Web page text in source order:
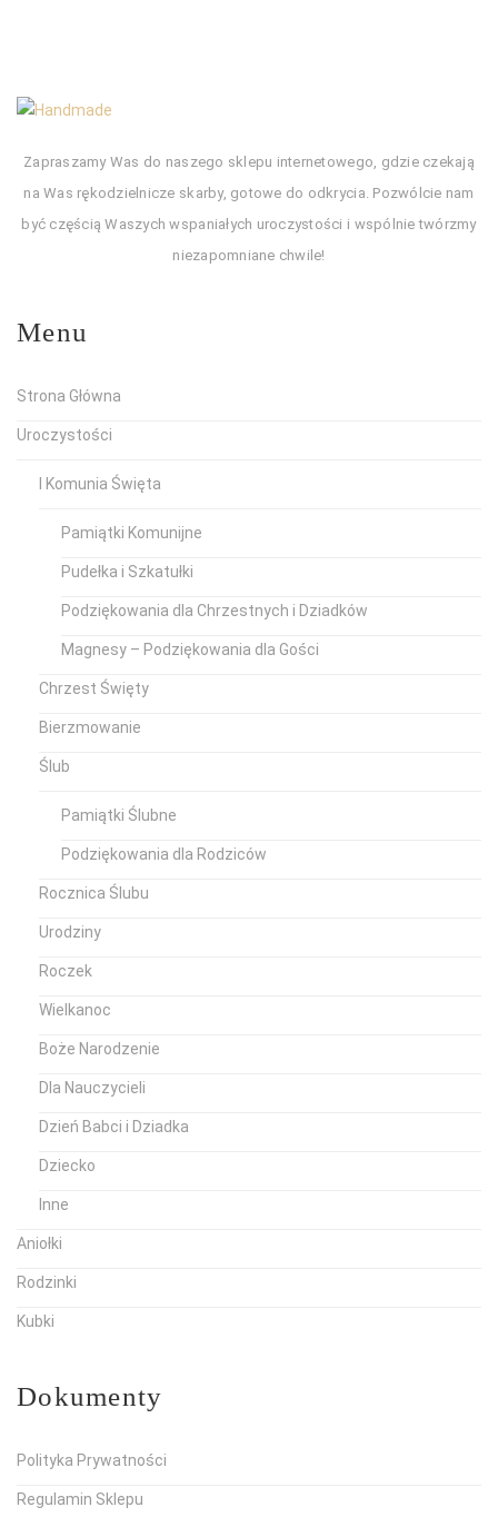
Zapraszamy Was do naszego sklepu internetowego, gdzie czekają
na Was rękodzielnicze skarby, gotowe do odkrycia. Pozwólcie nam
być częścią Waszych wspaniałych uroczystości i wspólnie twórzmy
niezapomniane chwile!
Menu
Strona Główna
Uroczystości
I Komunia Święta
Pamiątki Komunijne
Pudełka i Szkatułki
Podziękowania dla Chrzestnych i Dziadków
Magnesy – Podziękowania dla Gości
Chrzest Święty
Bierzmowanie
Ślub
Pamiątki Ślubne
Podziękowania dla Rodziców
Rocznica Ślubu
Urodziny
Roczek
Wielkanoc
Boże Narodzenie
Dla Nauczycieli
Dzień Babci i Dziadka
Dziecko
Inne
Aniołki
Rodzinki
Kubki
Dokumenty
Polityka Prywatności
Regulamin Sklepu